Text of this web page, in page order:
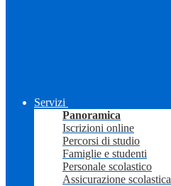
Servizi
Panoramica
Iscrizioni online
Percorsi di studio
Famiglie e studenti
Personale scolastico
Assicurazione scolastica